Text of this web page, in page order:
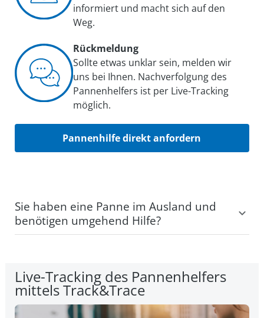
informiert und macht sich auf den
Weg.
Rückmeldung
Sollte etwas unklar sein, melden wir
uns bei Ihnen. Nachverfolgung des
Pannenhelfers ist per Live-Tracking
möglich.
Pannenhilfe direkt anfordern
Sie haben eine Panne im Ausland und
benötigen umgehend Hilfe?
Schritt 2– Sobald die Angaben gespeichert sind,
werden uns diese direkt übermittelt.
Schritt 3– Wir rufen Sie schnellstmöglich zurück
Live-Tracking des Pannenhelfers
mittels Track&Trace